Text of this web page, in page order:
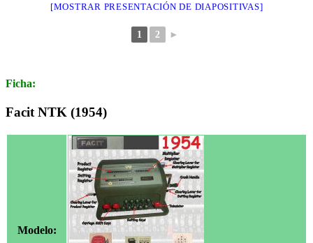
[MOSTRAR PRESENTACIÓN DE DIAPOSITIVAS]
1 2 ►
Ficha:
Facit NTK (1954)
Modelo: